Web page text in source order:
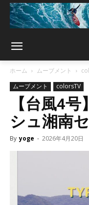
ホーム ムーブメント
ムーブメント
colorsTV
【台風4
シュ湘南
By yoge - 2026年4月20日